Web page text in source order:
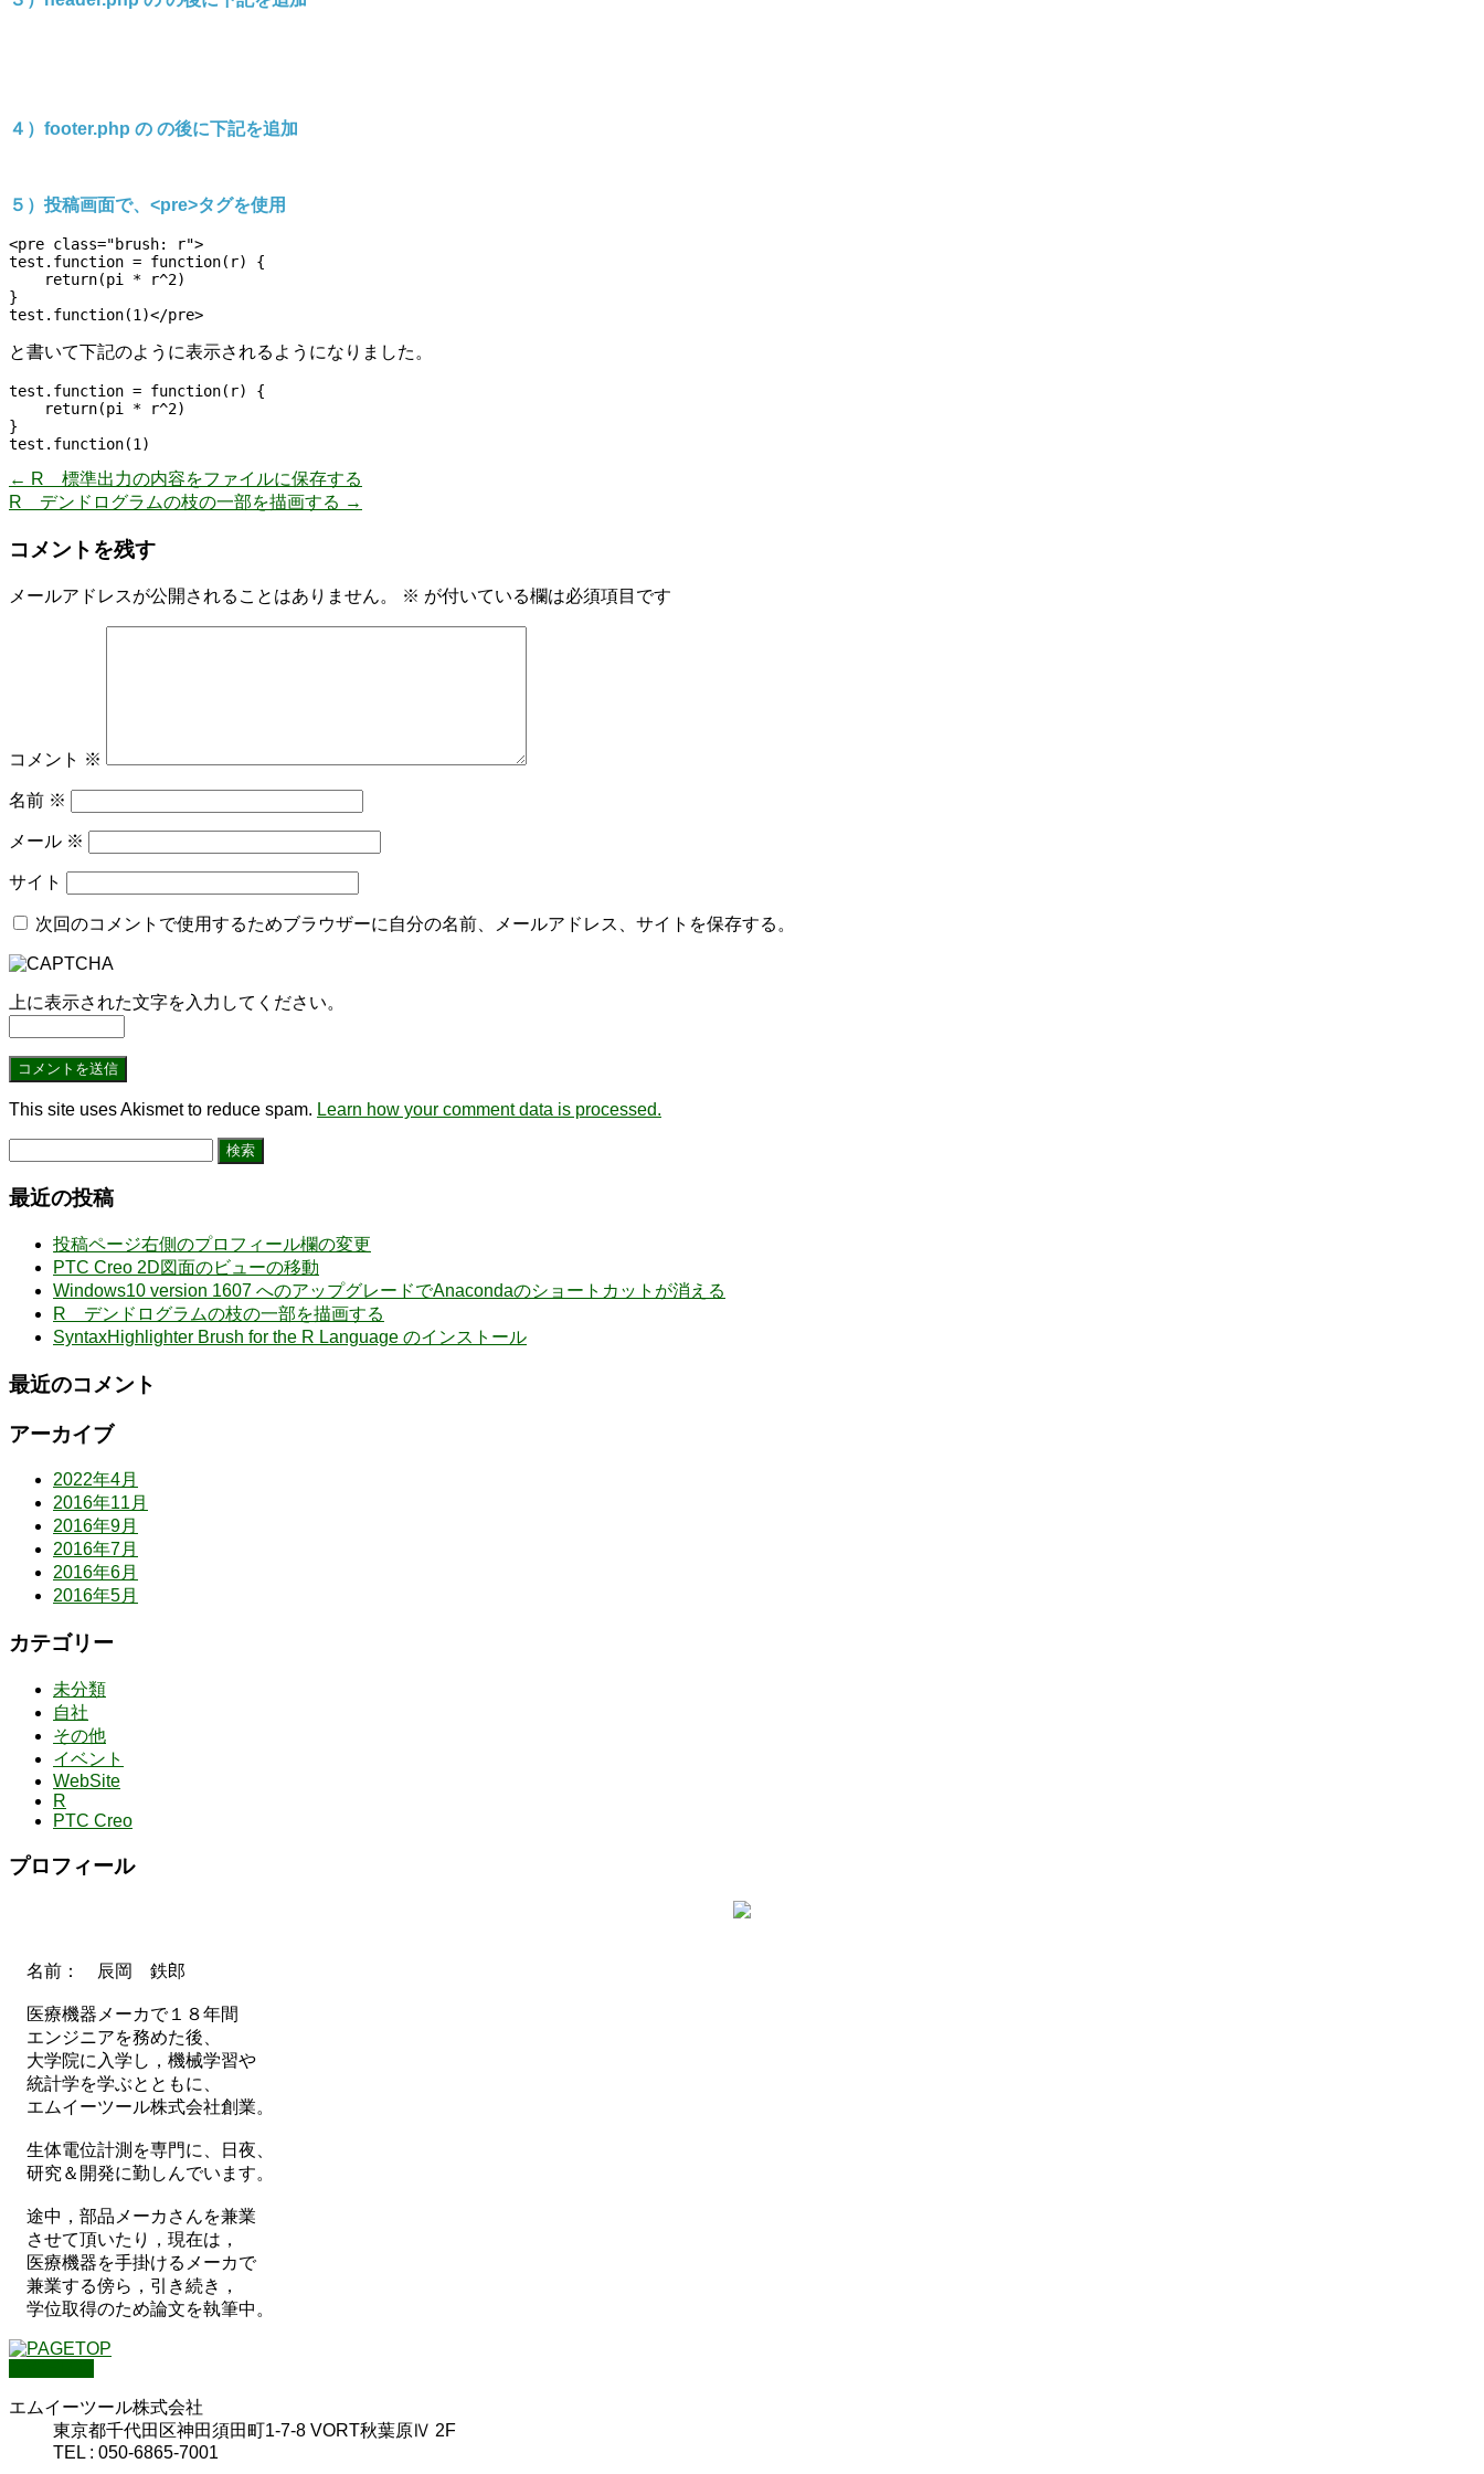
４）footer.php の の後に下記を追加
５）投稿画面で、<pre>タグを使用
<pre class="brush: r">
test.function = function(r) {
    return(pi * r^2)
}
と書いて下記のように表示されるようになりました。
test.function = function(r) {
    return(pi * r^2)
}
← R 標準出力の内容をファイルに保存する
R デンドログラムの枝の一部を描画する →
コメントを残す
メールアドレスが公開されることはありません。 ※ が付いている欄は必須項目です
コメント ※
名前 ※
メール ※
サイト
次回のコメントで使用するためブラウザーに自分の名前、メールアドレス、サイトを保存する。
上に表示された文字を入力してください。
This site uses Akismet to reduce spam. Learn how your comment data is processed.
最近の投稿
投稿ページ右側のプロフィール欄の変更
PTC Creo 2D図面のビューの移動
Windows10 version 1607 へのアップグレードでAnacondaのショートカットが消える
R デンドログラムの枝の一部を描画する
SyntaxHighlighter Brush for the R Language のインストール
最近のコメント
アーカイブ
2022年4月
2016年11月
2016年9月
2016年7月
2016年6月
2016年5月
カテゴリー
未分類
自社
その他
イベント
WebSite
R
PTC Creo
プロフィール
名前： 辰岡 鉄郎
医療機器メーカで１８年間
エンジニアを務めた後、
大学院に入学し，機械学習や
統計学を学ぶとともに、
エムイーツール株式会社創業。
生体電位計測を専門に、日夜、
研究＆開発に勤しんでいます。
途中，部品メーカさんを兼業
させて頂いたり，現在は，
医療機器を手掛けるメーカで
兼業する傍ら，引き続き，
学位取得のため論文を執筆中。
エムイーツール株式会社
東京都千代田区神田須田町1-7-8 VORT秋葉原Ⅳ 2F
TEL : 050-6865-7001